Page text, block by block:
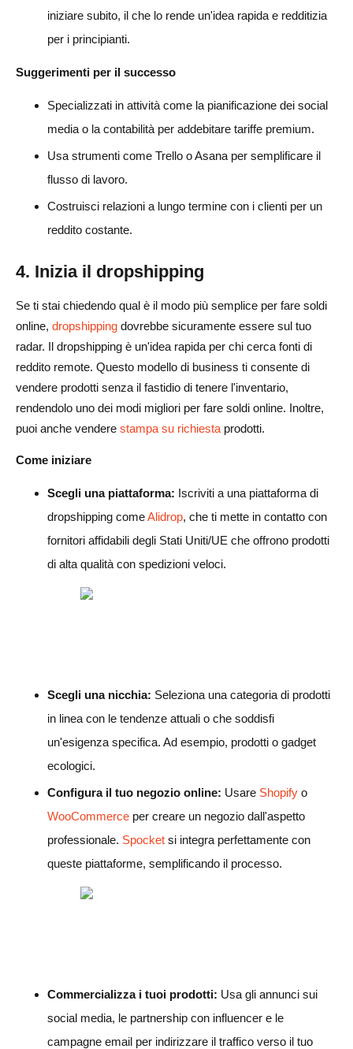
iniziare subito, il che lo rende un'idea rapida e redditizia
per i principianti.
Suggerimenti per il successo
Specializzati in attività come la pianificazione dei social
media o la contabilità per addebitare tariffe premium.
Usa strumenti come Trello o Asana per semplificare il
flusso di lavoro.
Costruisci relazioni a lungo termine con i clienti per un
reddito costante.
4. Inizia il dropshipping
Se ti stai chiedendo qual è il modo più semplice per fare soldi
online, dropshipping dovrebbe sicuramente essere sul tuo
radar. Il dropshipping è un'idea rapida per chi cerca fonti di
reddito remote. Questo modello di business ti consente di
vendere prodotti senza il fastidio di tenere l'inventario,
rendendolo uno dei modi migliori per fare soldi online. Inoltre,
puoi anche vendere stampa su richiesta prodotti.
Come iniziare
Scegli una piattaforma: Iscriviti a una piattaforma di
dropshipping comeAlidrop, che ti mette in contatto con
fornitori affidabili degli Stati Uniti/UE che offrono prodotti
di alta qualità con spedizioni veloci.
Scegli una nicchia: Seleziona una categoria di prodotti
in linea con le tendenze attuali o che soddisfi
un'esigenza specifica. Ad esempio, prodotti o gadget
ecologici.
Configura il tuo negozio online: Usare Shopify o
WooCommerce per creare un negozio dall'aspetto
professionale. Spocket si integra perfettamente con
queste piattaforme, semplificando il processo.
Commercializza i tuoi prodotti: Usa gli annunci sui
social media, le partnership con influencer e le
campagne email per indirizzare il traffico verso il tuo